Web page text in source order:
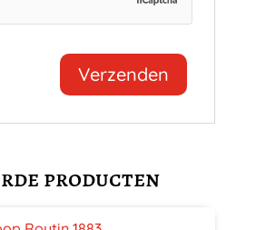
producten